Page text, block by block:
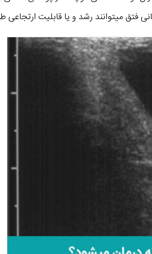
فتق میتوانند رشد و یا قابلیت ارتجاعی